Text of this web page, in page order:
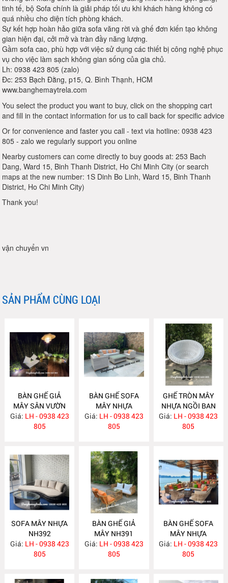
tinh tế, bộ Sofa chính là giải pháp tối ưu khi khách hàng không có
quá nhiều cho diện tích phòng khách.
Sự kết hợp hoàn hảo giữa sofa văng rời và ghế đơn kiến tạo không
gian hiện đại, cởi mở và tràn đầy năng lượng.
Gầm sofa cao, phù hợp với việc sử dụng các thiết bị công nghệ phục
vụ cho việc làm sạch không gian sống của gia chủ.
Lh: 0938 423 805 (zalo)
Đc: 253 Bạch Đằng, p15, Q. Bình Thạnh, HCM
www.banghemaytrela.com
You select the product you want to buy, click on the shopping cart
and fill in the contact information for us to call back for specific advice
Or for convenience and faster you call - text via hotline: 0938 423
805 - zalo we regularly support you online
Nearby customers can come directly to buy goods at: 253 Bach
Dang, Ward 15, Binh Thanh District, Ho Chi Minh City (or search
maps at the new number: 1S Dinh Bo Linh, Ward 15, Binh Thanh
District, Ho Chi Minh City)
Thank you!
vận chuyển vn
SẢN PHẨM CÙNG LOẠI
BÀN GHẾ GIẢ
MÂY SÂN VƯỜN
NH407
Giá: LH - 0938 423
805
BÀN GHẾ SOFA
MÂY NHỰA
NH406
Giá: LH - 0938 423
805
GHẾ TRÒN MÂY
NHỰA NGỒI BAN
CÔNG NH394
Giá: LH - 0938 423
805
SOFA MÂY NHỰA
NH392
Giá: LH - 0938 423
805
BÀN GHẾ GIẢ
MÂY NH391
Giá: LH - 0938 423
805
BÀN GHẾ SOFA
MÂY NHỰA
NH390
Giá: LH - 0938 423
805